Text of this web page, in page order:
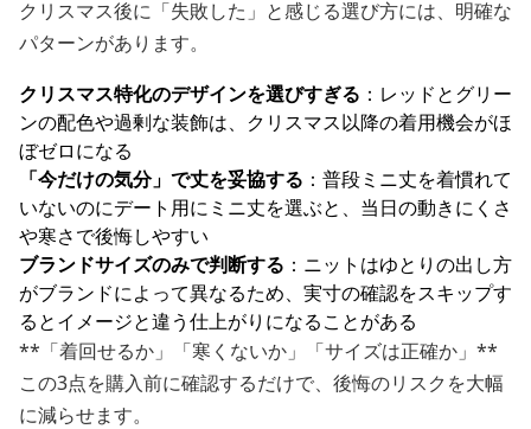
クリスマス後に「失敗した」と感じる選び方には、明確な
パターンがあります。
クリスマス特化のデザインを選びすぎる ：レッドとグリー
ンの配色や過剰な装飾は、クリスマス以降の着用機会がほ
ぼゼロになる
「今だけの気分」で丈を妥協する ：普段ミニ丈を着慣れて
いないのにデート用にミニ丈を選ぶと、当日の動きにくさ
や寒さで後悔しやすい
ブランドサイズのみで判断する ：ニットはゆとりの出し方
がブランドによって異なるため、実寸の確認をスキップす
るとイメージと違う仕上がりになることがある
**「着回せるか」「寒くないか」「サイズは正確か」**
この3点を購入前に確認するだけで、後悔のリスクを大幅
に減らせます。